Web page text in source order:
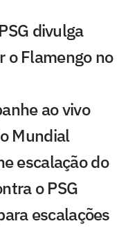
divulga
o Flamengo no
ao vivo
Mundial
escalação do
o PSG
escalações